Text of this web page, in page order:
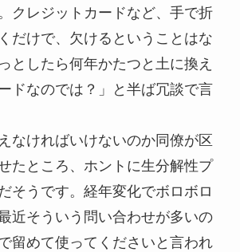
クレジットカードなど、手で折
だけで、欠けるということはな
としたら何年かたつと土に換え
ドなのでは？」と半ば冗談で言
なければいけないのか同僚が区
たところ、ホントに生分解性プ
そうです。経年変化でボロボロ
近そういう問い合わせが多いの
留めて使ってくださいと言われ